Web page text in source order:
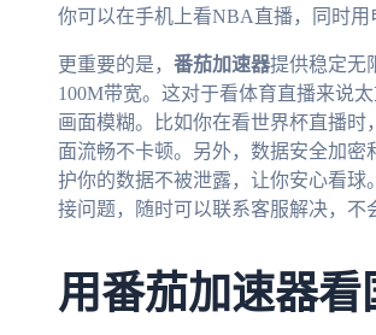
你可以在手机上看NBA直播，同时用
更重要的是， 番茄加速器提供稳定无
100M带宽。这对于看体育直播来说
画面模糊。比如你在看世界杯直播
面流畅不卡顿。另外，数据安全加密
护你的数据不被泄露，让你安心看
接问题，随时可以联系客服解决，不
用番茄加速器